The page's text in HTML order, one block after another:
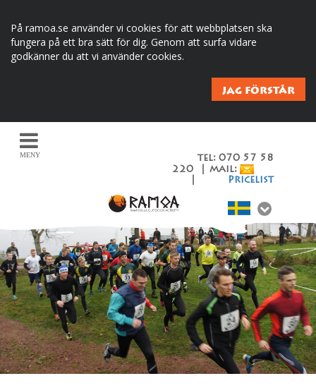
På ramoa.se använder vi cookies för att webbplatsen ska
fungera på ett bra sätt för dig. Genom att surfa vidare
godkänner du att vi använder cookies.
JAG FÖRSTÅR
tel: 070 57 58
220 | mail:
Pricelist
MENY